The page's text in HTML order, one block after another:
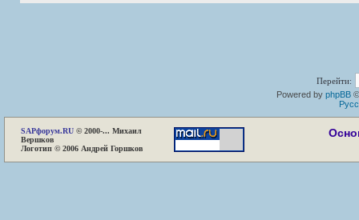
Перейти:
Powered by phpBB
SAPфорум.RU © 2000-... Михаил
Вершков
Логотип © 2006 Андрей Горшков